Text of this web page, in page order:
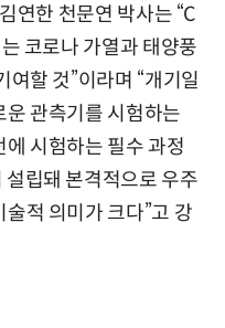
연한 천문연 박사는 “C
코로나 가열과 태양풍
여할 것”이라며 “개기일
관측기를 시험하는
시험하는 필수 과정
립돼 본격적으로 우주
적 의미가 크다”고 강